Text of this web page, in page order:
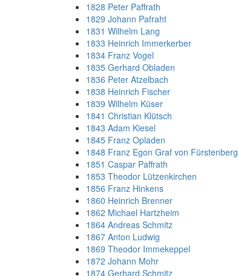
1828 Peter Paffrath
1829 Johann Pafraht
1831 Wilhelm Lang
1833 Heinrich Immerkerber
1834 Franz Vogel
1835 Gerhard Obladen
1836 Peter Atzelbach
1838 Heinrich Fischer
1839 Wilhelm Küser
1841 Christian Klütsch
1843 Adam Kiesel
1845 Franz Opladen
1848 Franz Egon Graf von Fürstenberg
1851 Caspar Paffrath
1853 Theodor Lützenkirchen
1856 Franz Hinkens
1860 Heinrich Brenner
1862 Michael Hartzheim
1864 Andreas Schmitz
1867 Anton Ludwig
1869 Theodor Immekeppel
1872 Johann Mohr
1874 Gerhard Schmitz